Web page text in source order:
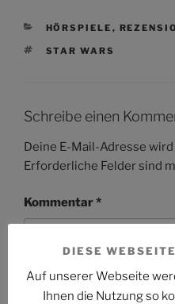
KATEGORIEN
HÖRSPIELE ,
SCHLAGWÖRTER
STAR WARS
Schreibe einen
Deine E-Mail-Adresse
Erforderliche Felder sind
Kommentar*
DIESE
Auf unserer Webseite
Ihnen die Nutzung so